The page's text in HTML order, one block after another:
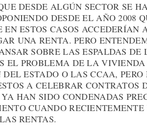
DESDE ALGÚN SECTOR SE
DESDE EL AÑO 2008
ESTOS CASOS ACCEDERÍAN
UNA RENTA. PERO
SOBRE LAS ESPALDAS DE
EL PROBLEMA DE LA
ESTADO O LAS CCAA, PERO
A CELEBRAR CONTRATOS
HAN SIDO CONDENADAS
CUANDO
RENTAS.